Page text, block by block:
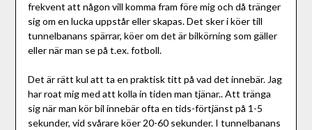
frekvent att någon vill komma fram före mig och då tränger
sig om en lucka uppstår eller skapas. Det sker i köer till
tunnelbanans spärrar, köer om det är bilkörning som gäller
eller när man se på t.ex. fotboll.
Det är rätt kul att ta en praktisk titt på vad det innebär. Jag
har roat mig med att kolla in tiden man tjänar.. Att tränga
sig när man kör bil innebär ofta en tids-förtjänst på 1-5
sekunder, vid svårare köer 20-60 sekunder. I tunnelbanans